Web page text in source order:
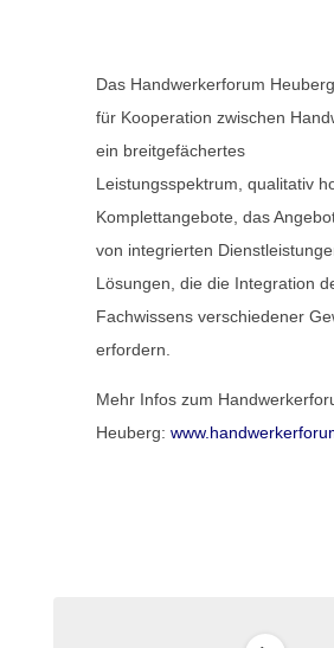
Das Handwerkerforum
für Kooperation zwischen
ein breitgefächertes
Leistungsspektrum, qualitativ
Komplettangebote, das
von integrierten
Lösungen, die die Integration
Fachwissens verschiedener
erfordern.
Mehr Infos zum
Heuberg: